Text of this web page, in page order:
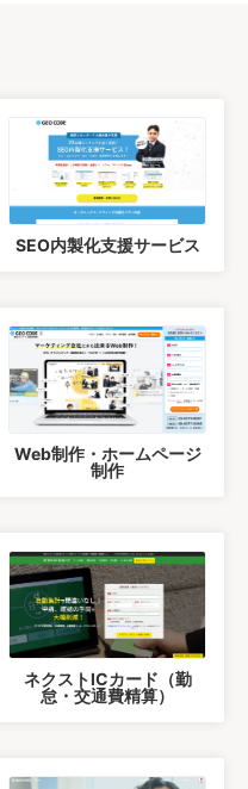
SEO内製化支援サービス
Web制作・ホームページ
制作
ネクストICカード（勤
怠・交通費精算）